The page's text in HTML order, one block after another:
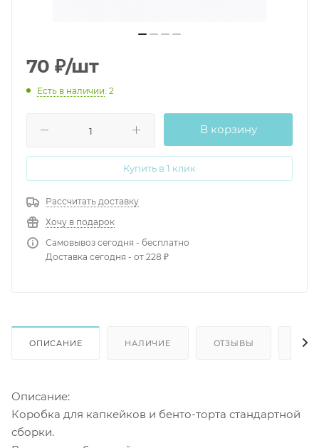
70 ₽/шт
Есть в наличии: 2
В корзину
Купить в 1 клик
Рассчитать доставку
Хочу в подарок
Самовывоз сегодня - бесплатно
Доставка сегодня - от 228 ₽
ОПИСАНИЕ НАЛИЧИЕ ОТЗЫВЫ
Описание:
Коробка для капкейков и бенто-торта стандартной
сборки.